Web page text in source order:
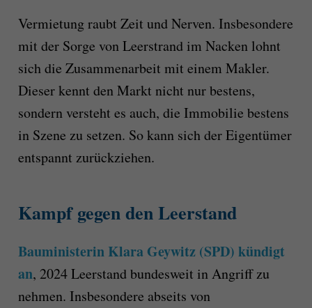
Vermietung raubt Zeit und Nerven. Insbesondere
mit der Sorge von Leerstrand im Nacken lohnt
sich die Zusammenarbeit mit einem Makler.
Dieser kennt den Markt nicht nur bestens,
sondern versteht es auch, die Immobilie bestens
in Szene zu setzen. So kann sich der Eigentümer
entspannt zurückziehen.
Kampf gegen den Leerstand
Bauministerin Klara Geywitz (SPD) kündigt
an, 2024 Leerstand bundesweit in Angriff zu
nehmen. Insbesondere abseits von